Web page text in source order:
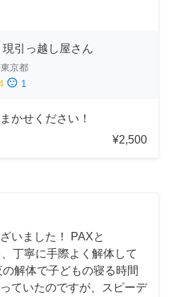
引っ越し屋さん
東京都
sentiment_dissatisfied 1
かせください！
¥2,500
いました！ PAXと
丁寧に手際よく解体して
解体で子どもの寝る時間
ていたのですが、スピーデ